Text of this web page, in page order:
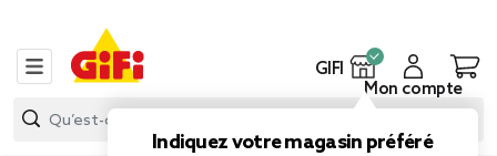
GIFI
Indiquez votre magasin préféré
Mon compte